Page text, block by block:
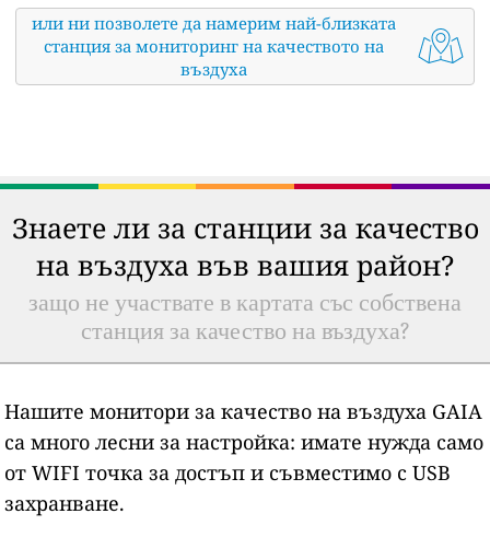
или ни позволете да намерим най-близката
станция за мониторинг на качеството на
въздуха
Знаете ли за станции за качество
на въздуха във вашия район?
защо не участвате в картата със собствена
станция за качество на въздуха?
Нашите монитори за качество на въздуха GAIA
са много лесни за настройка: имате нужда само
от WIFI точка за достъп и съвместимо с USB
захранване.